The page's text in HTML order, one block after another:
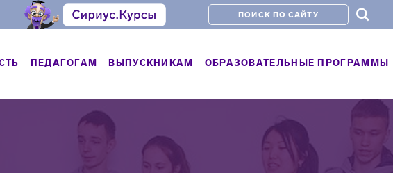
#
ПЕДАГОГАМ ВЫПУСКНИКАМ ОБРАЗОВАТЕЛЬНЫЕ ПРОГРАММЫ